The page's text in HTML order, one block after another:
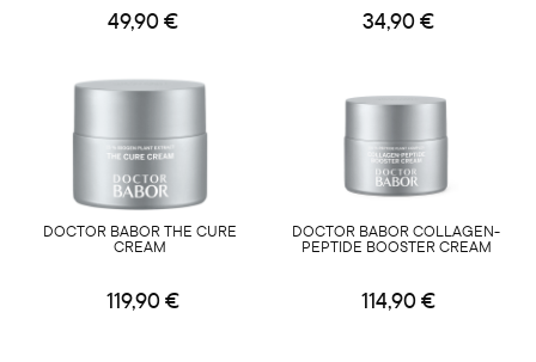
49,90 € 34,90 €
DOCTOR BABOR THE CURE
CREAM
119,90 €
DOCTOR BABOR COLLAGEN-
PEPTIDE BOOSTER CREAM
114,90 €